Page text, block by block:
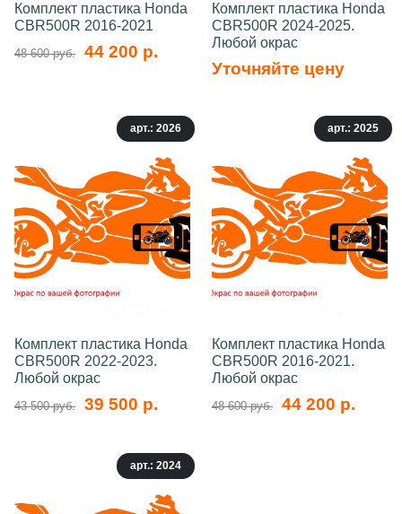
Комплект пластика Honda
CBR500R 2016-2021
48 600 руб. 44 200 р.
Комплект пластика Honda
CBR500R 2024-2025.
Любой окрас
Уточняйте цену
арт.: 2026
Комплект пластика Honda
CBR500R 2022-2023.
Любой окрас
43 500 руб. 39 500 р.
арт.: 2025
Комплект пластика Honda
CBR500R 2016-2021.
Любой окрас
48 600 руб. 44 200 р.
арт.: 2024